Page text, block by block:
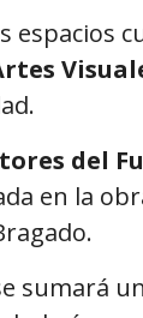
espacios
del
en la
sumará